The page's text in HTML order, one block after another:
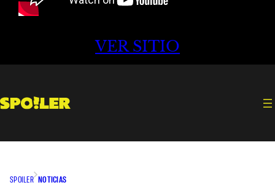
VER SITIO
SPOILER NOTICIAS